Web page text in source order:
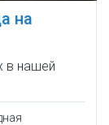
на
в нашей